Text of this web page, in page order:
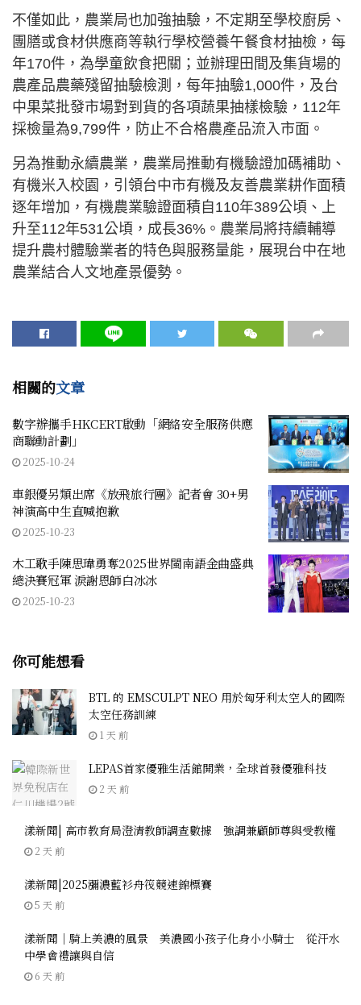
不僅如此，農業局也加強抽驗，不定期至學校廚房、
團膳或食材供應商等執行學校營養午餐食材抽檢，每
年170件，為學童飲食把關；並辦理田間及集貨場的
農產品農藥殘留抽驗檢測，每年抽驗1,000件，及台
中果菜批發市場對到貨的各項蔬果抽樣檢驗，112年
採檢量為9,799件，防止不合格農產品流入市面。
另為推動永續農業，農業局推動有機驗證加碼補助、
有機米入校園，引領台中市有機及友善農業耕作面積
逐年增加，有機農業驗證面積自110年389公頃、上
升至112年531公頃，成長36%。農業局將持續輔導
提升農村體驗業者的特色與服務量能，展現台中在地
農業結合人文地產景優勢。
相關的文章
數字辦攜手HKCERT啟動「網絡安全服務供應
商聯動計劃」
2025-10-24
車銀優另類出席《放飛旅行團》記者會 30+男
神演高中生直喊抱歉
2025-10-23
木工歌手陳思瑋勇奪2025世界閩南語金曲盛典
總決賽冠軍 淚謝恩師白冰冰
2025-10-23
你可能想看
BTL 的 EMSCULPT NEO 用於匈牙利太空人的國際
太空任務訓練
1 天 前
LEPAS首家優雅生活館開業，全球首發優雅科技
2 天 前
漾新聞| 高市教育局澄清教師調查數據 強調兼顧師尊與受教權
2 天 前
漾新聞|2025瀰濃藍衫舟筏競速錦標賽
5 天 前
漾新聞｜騎上美濃的風景 美濃國小孩子化身小小騎士 從汗水
中學會禮讓與自信
6 天 前